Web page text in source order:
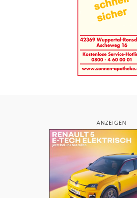
ANZEIGEN